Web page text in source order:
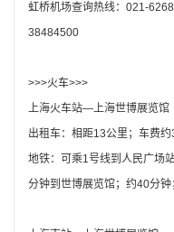
虹桥机场查询热线：021-
38484500
>>>火车>>>
上海火车站—上海世博展览馆
出租车：相距13公里；车费约
地铁：可乘1号线到人民广场
分钟到世博展览馆；约40分钟